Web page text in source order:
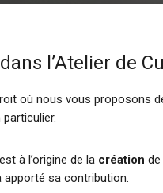
l’Atelier de
où nous vous proposons
particulier.
à l’origine de la création
apporté sa contribution.